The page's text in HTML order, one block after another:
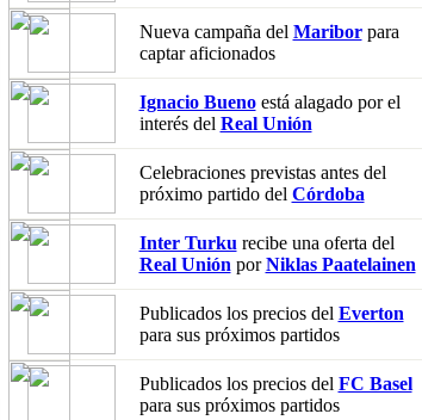
Nueva campaña del Mariborpara
captar aficionados
Ignacio Buenoestá alagado por el
interés del Real Unión
Celebraciones previstas antes del
próximo partido del Córdoba
Inter Turku recibe una oferta del
Real Unión porNiklas Paatelainen
Publicados los precios del Everton
para sus próximos partidos
Publicados los precios del FC Basel
para sus próximos partidos